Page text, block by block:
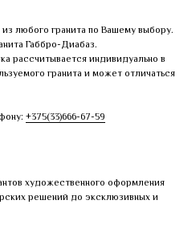
любого гранита по Вашему выбору.
Габбро-Диабаз.
рассчитывается индивидуально в
гранита и может отличаться
+375(33)666-67-59
художественного оформления
решений до эксклюзивных и